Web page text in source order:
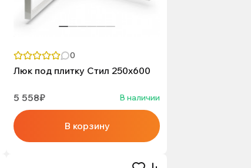
0
Люк под плитку Стил 250х600
5 558₽ В наличии
В корзину